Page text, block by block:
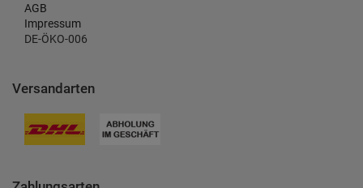
AGB
Impressum
DE-ÖKO-006
Versandarten